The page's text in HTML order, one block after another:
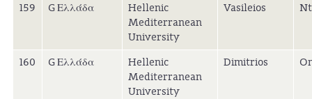
159 G Ελλάδα
Hellenic
Mediterranean
University
Vasileios
160 G Ελλάδα
Hellenic
Mediterranean
University
Dimitrios